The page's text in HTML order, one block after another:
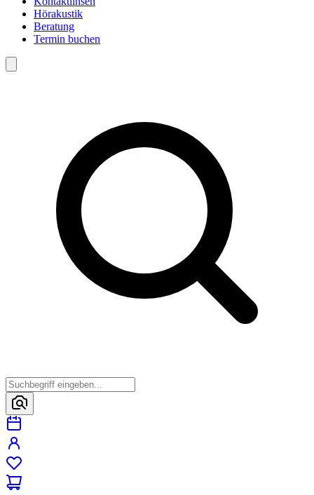
Hörakustik
Beratung
Termin buchen